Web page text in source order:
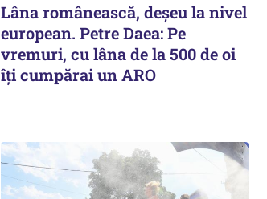
Lâna românească, deșeu la nivel
european. Petre Daea: Pe
vremuri, cu lâna de la 500 de oi
îți cumpărai un ARO